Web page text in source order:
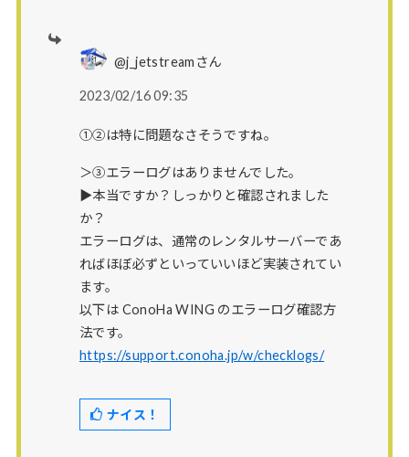
@j_jetstreamさん
2023/02/16 09:35
①②は特に問題なさそうですね。
＞③エラーログはありませんでした。
▶本当ですか？しっかりと確認されました
か？
エラーログは、通常のレンタルサーバーであ
ればほぼ必ずといっていいほど実装されてい
ます。
以下は ConoHa WING のエラーログ確認方
法です。
https://support.conoha.jp/w/checklogs/
ナイス！